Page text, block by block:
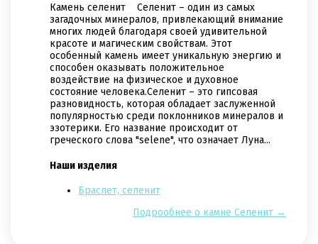
Камень селенит Селенит – один из самых
загадочных минералов, привлекающий внимание
многих людей благодаря своей удивительной
красоте и магическим свойствам. Этот
особенный камень имеет уникальную энергию и
способен оказывать положительное
воздействие на физическое и духовное
состояние человека.Селенит – это гипсовая
разновидность, которая обладает заслуженной
популярностью среди поклонников минералов и
эзотерики. Его название происходит от
греческого слова "selene", что означает Луна...
Наши изделия
Браслет, селенит
Подрообнее о камне Селенит →